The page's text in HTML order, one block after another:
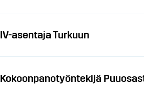
IV-asentaja Turkuun
Kokoonpanotyöntekijä